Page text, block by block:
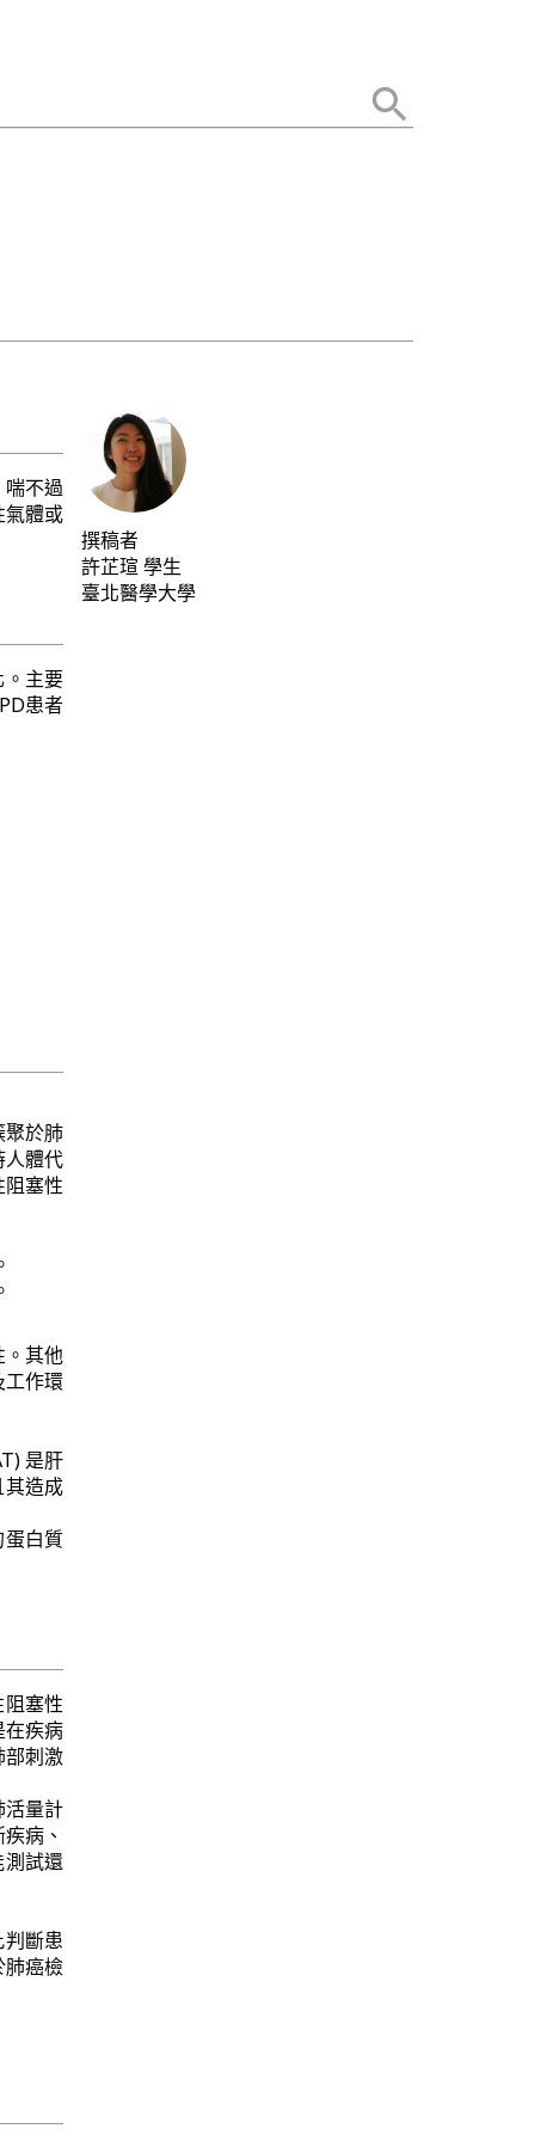
不過
體或
主要
患者
於肺
體代
塞性
。其他
作環
是肝
造成
白質
塞性
在疾病
部刺激
量計
病、
試還
斷患
癌檢
撰稿者
許芷瑄 學生
臺北醫學大學